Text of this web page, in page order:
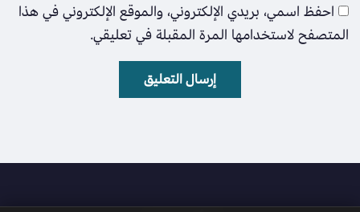
احفظ اسمي، بريدي الإلكتروني، والموقع الإلكتروني في هذا
المتصفح لاستخدامها المرة المقبلة في تعليقي.